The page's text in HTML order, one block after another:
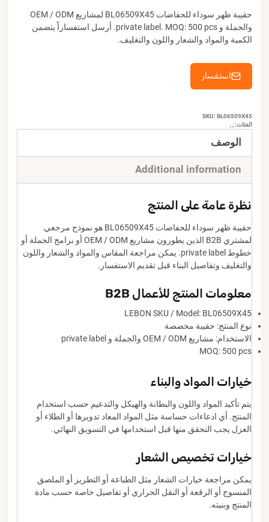
حقيبة ظهر سوداء للحفاضات BL06509X45 لمشاريع OEM / ODM
والجملة و private label. MOQ: 500 pcs. أرسل استفساراً يتضمن
الكمية والمواد والشعار واللون والتغليف.
استفسار
SKU: BL06509X45
الفئات: , ,
الوصف
Additional information
نظرة عامة على المنتج
حقيبة ظهر سوداء للحفاضات BL06509X45 هو نموذج مرجعي
لمشتري B2B الذين يطورون مشاريع OEM / ODM أو برامج الجملة أو
خطوط private label. يمكن مراجعة المقاس والمواد والشعار واللون
والتغليف وتفاصيل البناء قبل تقديم الاستفسار.
معلومات المنتج للأعمال B2B
LEBON SKU / Model: BL06509X45
نوع المنتج: حقيبة مخصصة
الاستخدام: مشاريع OEM / ODM والجملة و private label
MOQ: 500 pcs
خيارات المواد والبناء
يتم تأكيد المواد واللون والبطانة والهيكل والتدعيم حسب استخدام
المنتج. أي ادعاءات حساسة مثل المواد المعاد تدويرها أو الطلاء أو
العزل يجب التحقق منها قبل استخدامها في التسويق النهائي.
خيارات تخصيص الشعار
يمكن مراجعة خيارات الشعار مثل الطباعة أو التطريز أو الملصق
المنسوج أو الرقعة أو النقل الحراري أو تفاصيل خاصة حسب مادة
المنتج وبنيته.